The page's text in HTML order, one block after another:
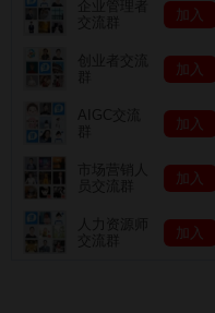
加入
加入
加入
加入
加入